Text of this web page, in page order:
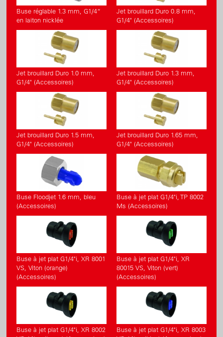
Buse réglable 1.3 mm, G1/4“
en laiton nicklée
Jet brouillard Duro 0.8 mm,
G1/4" (Accessoires)
Jet brouillard Duro 1.0 mm,
G1/4" (Accessoires)
Jet brouillard Duro 1.3 mm,
G1/4" (Accessoires)
Jet brouillard Duro 1.5 mm,
G1/4" (Accessoires)
Jet brouillard Duro 1.65 mm,
G1/4" (Accessoires)
Buse Floodjet 1.6 mm, bleu
(Accessoires)
Buse à jet plat G1/4"i, TP 8002
Ms (Accessoires)
Buse à jet plat G1/4"i, XR 8001
VS, Viton (orange)
(Accessoires)
Buse à jet plat G1/4"i, XR
80015 VS, Viton (vert)
(Accessoires)
Buse à jet plat G1/4"i, XR 8002
Buse à jet plat G1/4"i, XR 8003